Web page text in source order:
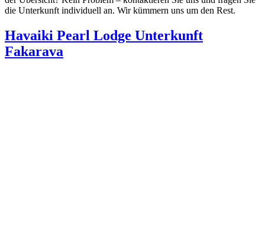
die Unterkunft individuell an. Wir kümmern uns um den Rest.
Havaiki Pearl Lodge Unterkunft
Fakarava